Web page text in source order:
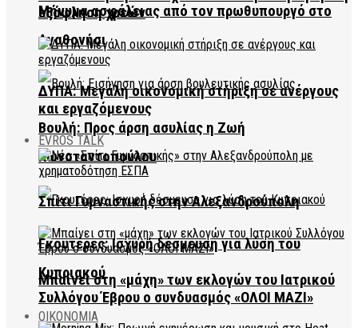
Μήνυμα ασφάλειας από τον πρωθυπουργό στο
Αγαθονήσι
Βουλή: Προς άρση ασυλίας η Ζωή
Κωνσταντοπούλου
Γκουτέρες: Ισχυρή δέσμευση για λύση του
Κυπριακού
ΟΙΚΟΝΟΜΙΑ
εξόφληση χρεών
ΔΥΠΑ: Μεγάλη οικονομική στήριξη σε ανέργους
και εργαζόμενους
EVROS TALK
Σπίτι Γυμναστικής στην Αλεξανδρούπολη
Μπαίνει στη «μάχη» των εκλογών του Ιατρικού
Συλλόγου Έβρου ο συνδυασμός «ΟΛΟΙ ΜΑΖΙ»